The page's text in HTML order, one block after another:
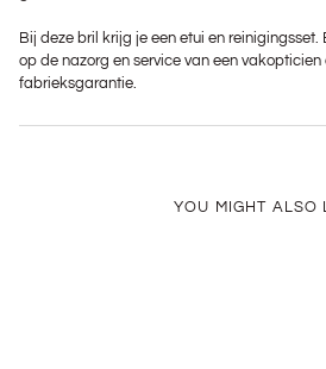
Bij deze bril krijg je een etui en reinigingsset.
op de nazorg en service van een
fabrieksgarantie.
YOU MIGHT ALSO